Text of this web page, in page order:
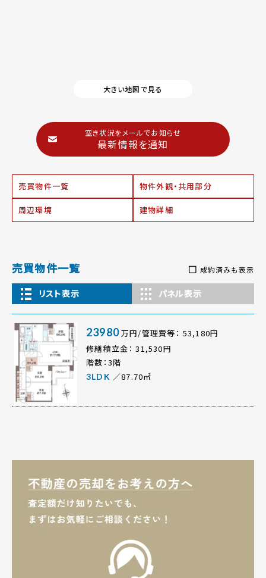
大きい地図で見る
空き状況をメールでお知らせ
最新情報を通知
売買物件一覧 物件外観・共用部分
周辺環境 建物詳細
売買物件一覧 成約済みも表示
リスト表示 パネル表示
23980万円/管理費等： 53,180円
修繕積立金： 31,530円
階数：3階
3LDK ／87.70㎡